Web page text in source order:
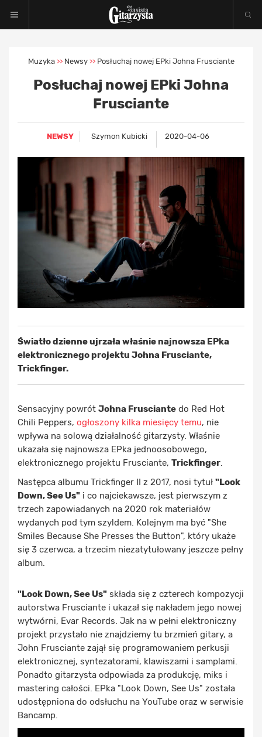
Muzyka >> Newsy >> Posłuchaj nowej EPki Johna Frusciante
Posłuchaj nowej EPki Johna
Frusciante
NEWSY Szymon Kubicki 2020-04-06
Światło dzienne ujrzała właśnie najnowsza EPka
elektronicznego projektu Johna Frusciante,
Trickfinger.
Sensacyjny powrót Johna Frusciante do Red Hot
Chili Peppers, ogłoszony kilka miesięcy temu, nie
wpływa na solową działalność gitarzysty. Właśnie
ukazała się najnowsza EPka jednoosobowego,
elektronicznego projektu Frusciante, Trickfinger.
Następca albumu Trickfinger II z 2017, nosi tytuł "Look
Down, See Us" i co najciekawsze, jest pierwszym z
trzech zapowiadanych na 2020 rok materiałów
wydanych pod tym szyldem. Kolejnym ma być "She
Smiles Because She Presses the Button", który ukaże
się 3 czerwca, a trzecim niezatytułowany jeszcze pełny
album.
"Look Down, See Us" składa się z czterech kompozycji
autorstwa Frusciante i ukazał się nakładem jego nowej
wytwórni, Evar Records. Jak na w pełni elektroniczny
projekt przystało nie znajdziemy tu brzmień gitary, a
John Frusciante zajął się programowaniem perkusji
elektronicznej, syntezatorami, klawiszami i samplami.
Ponadto gitarzysta odpowiada za produkcję, miks i
mastering całości. EPka "Look Down, See Us" została
udostępniona do odsłuchu na YouTube oraz w serwisie
Bancamp.